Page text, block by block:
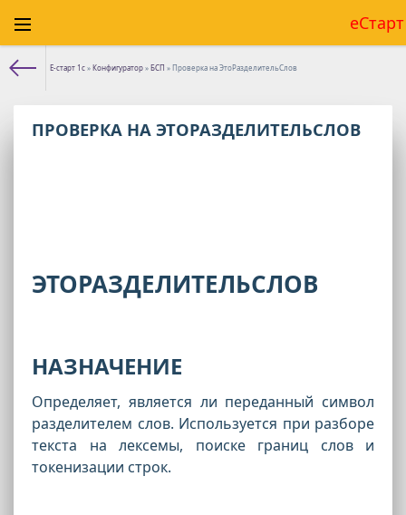
Е-старт 1с»Конфигуратор»БСП » Проверка на ЭтоРазделительСлов
ПРОВЕРКА НА ЭТОРАЗДЕЛИТЕЛЬСЛОВ
ЭТОРАЗДЕЛИТЕЛЬСЛОВ
НАЗНАЧЕНИЕ
Определяет, является ли переданный символ
разделителем слов. Используется при разборе
текста на лексемы, поиске границ слов и
токенизации строк.